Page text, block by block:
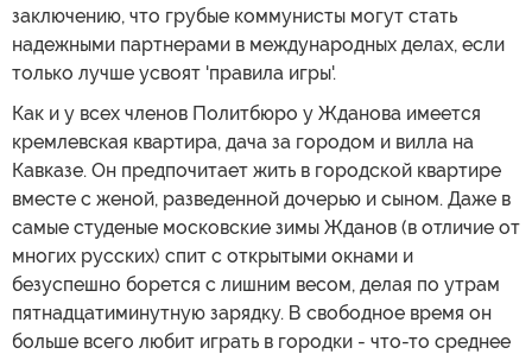
заключению, что грубые коммунисты могут стать
надежными партнерами в международных делах, если
только лучше усвоят 'правила игры'.
Как и у всех членов Политбюро у Жданова имеется
кремлевская квартира, дача за городом и вилла на
Кавказе. Он предпочитает жить в городской квартире
вместе с женой, разведенной дочерью и сыном. Даже в
самые студеные московские зимы Жданов (в отличие от
многих русских) спит с открытыми окнами и
безуспешно борется с лишним весом, делая по утрам
пятнадцатиминутную зарядку. В свободное время он
больше всего любит играть в городки - что-то среднее